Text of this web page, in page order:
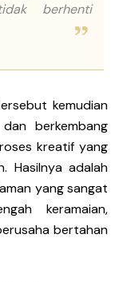
berhenti
kemudian
berkembang
kreatif yang
Hasilnya adalah
yang sangat
keramaian,
bertahan